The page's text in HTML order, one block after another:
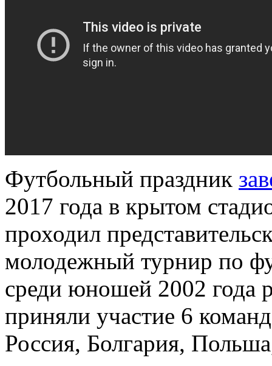
Футбольный праздник
2017 года в крытом
проходил
молодежный турнир по
среди юношей 2002 года
приняли участие 6
Россия, Болгария,